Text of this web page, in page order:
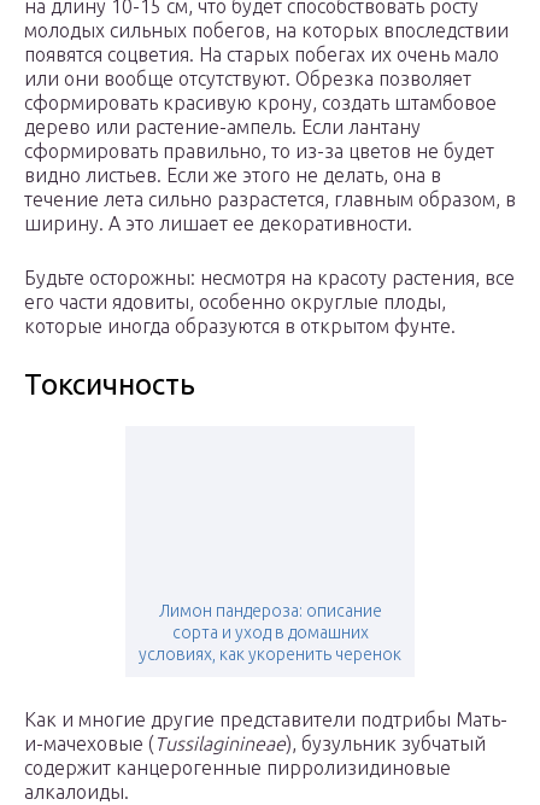
на длину 10-15 см, что будет способствовать росту
молодых сильных побегов, на которых впоследствии
появятся соцветия. На старых побегах их очень мало
или они вообще отсутствуют. Обрезка позволяет
сформировать красивую крону, создать штамбовое
дерево или растение-ампель. Если лантану
сформировать правильно, то из-за цветов не будет
видно листьев. Если же этого не делать, она в
течение лета сильно разрастется, главным образом, в
ширину. А это лишает ее декоративности.
Будьте осторожны: несмотря на красоту растения, все
его части ядовиты, особенно округлые плоды,
которые иногда образуются в открытом фунте.
Токсичность
Лимон пандероза: описание
сорта и уход в домашних
условиях, как укоренить черенок
Как и многие другие представители подтрибы Мать-
и-мачеховые (Tussilaginineae), бузульник зубчатый
содержит канцерогенные пирролизидиновые
алкалоиды.